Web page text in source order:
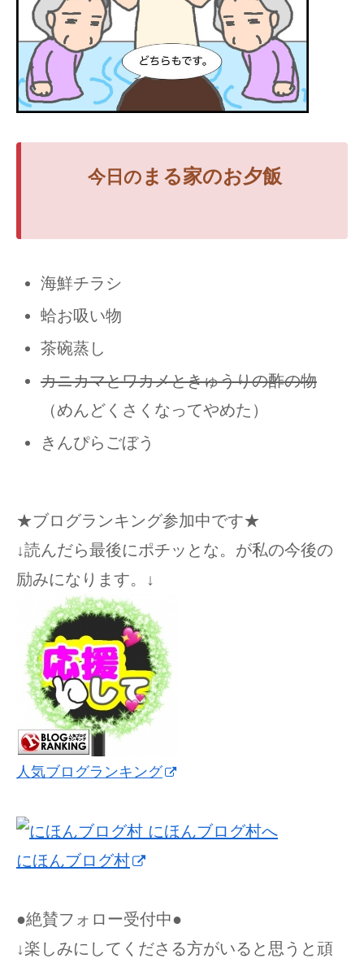
今日の まる家のお夕飯
海鮮チラシ
蛤お吸い物
茶碗蒸し
カニカマとワカメときゅうりの酢の物
（めんどくさくなってやめた）
きんぴらごぼう
★ブログランキング参加中です★
↓読んだら最後にポチッとな。が私の今後の
励みになります。↓
人気ブログランキング
にほんブログ村
●絶賛フォロー受付中●
↓楽しみにしてくださる方がいると思うと頑